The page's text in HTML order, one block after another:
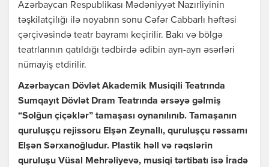
Azərbaycan Respublikası Mədəniyyət Nazırliyinin
təşkilatçilığı ilə noyabrın sonu Cəfər Cabbarlı həftəsi
çərçivəsində teatr bayramı keçirilir. Bakı və bölgə
teatrlarının qatıldığı tədbirdə ədibin ayrı-ayrı əsərləri
nümayiş etdirilir.
Azərbaycan Dövlət Akademik Musiqili Teatrında
Sumqayıt Dövlət Dram Teatrında ərsəyə gəlmiş
“Solğun çiçəklər” tamaşası oynanılınıb. Tamaşanın
quruluşçu rejissoru Elşən Zeynallı, quruluşçu rəssamı
Elşən Sərxanoğludur. Plastik həll və rəqslərin
quruluşu Vüsal Mehrəliyevə, musiqi tərtibatı isə İradə